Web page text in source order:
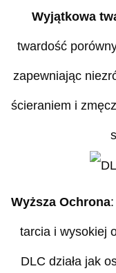
Wyjątkowa
twardość
zapewniając
ścieraniem i
Wyższa Ochrona:
tarcia i wysokiej
DLC działa jak